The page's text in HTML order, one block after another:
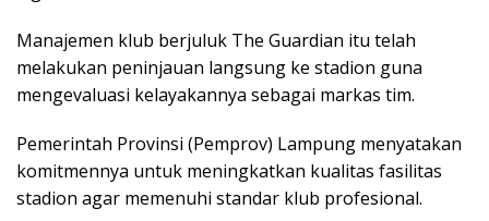
Manajemen klub berjuluk The Guardian itu telah
melakukan peninjauan langsung ke stadion guna
mengevaluasi kelayakannya sebagai markas tim.
Pemerintah Provinsi (Pemprov) Lampung menyatakan
komitmennya untuk meningkatkan kualitas fasilitas
stadion agar memenuhi standar klub profesional.